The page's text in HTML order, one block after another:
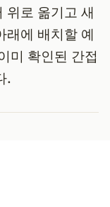
위로 옮기고 새
래에 배치할 예
미 확인된 간접
.